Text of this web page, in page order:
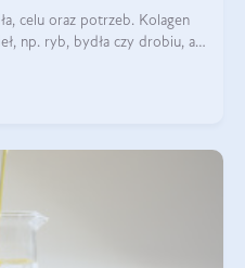
celu oraz potrzeb. Kolagen
np. ryb, bydła czy drobiu, a